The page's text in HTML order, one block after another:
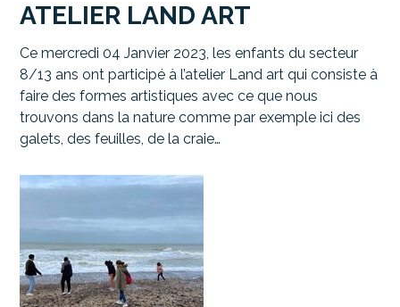
ATELIER LAND ART
Ce mercredi 04 Janvier 2023, les enfants du secteur
8/13 ans ont participé à l’atelier Land art qui consiste à
faire des formes artistiques avec ce que nous
trouvons dans la nature comme par exemple ici des
galets, des feuilles, de la craie…